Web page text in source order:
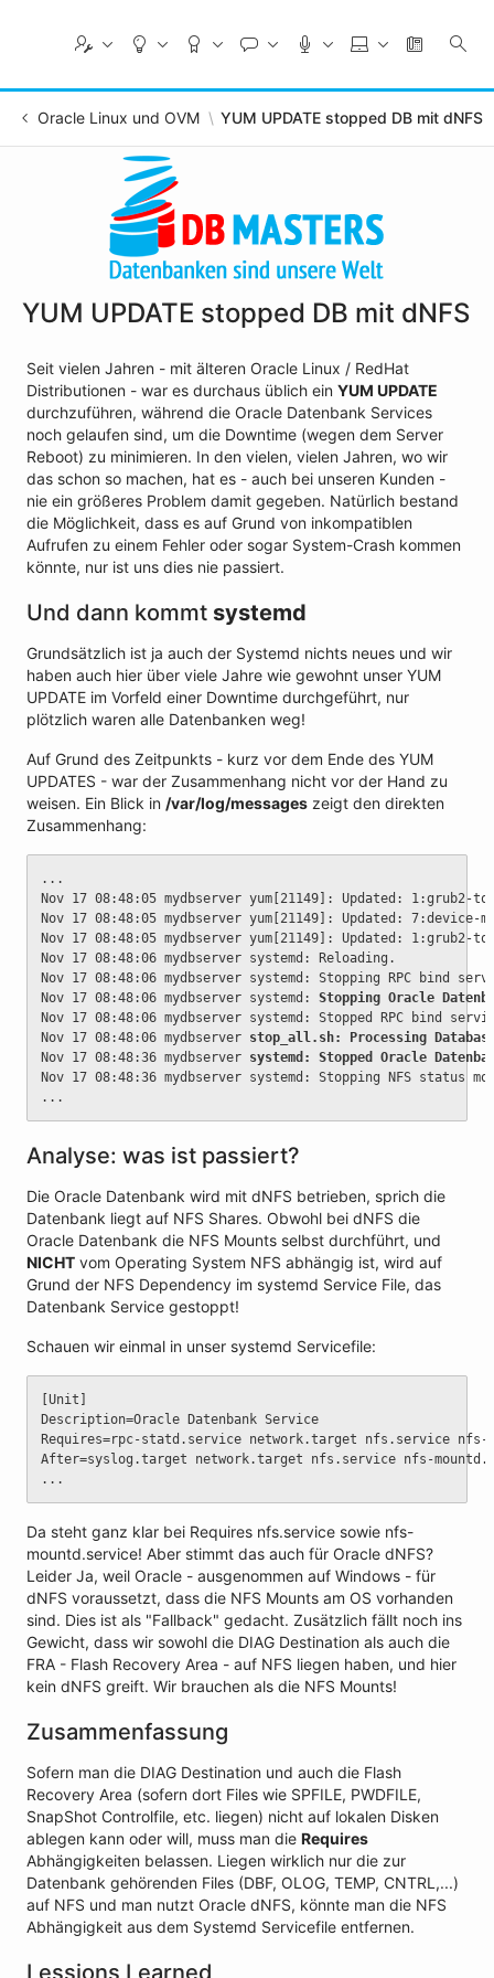
Oracle Linux und OVM YUM UPDATE stopped DB mit dNFS
YUM UPDATE stopped DB mit dNFS
Seit vielen Jahren - mit älteren Oracle Linux / RedHat
Distributionen - war es durchaus üblich ein YUM UPDATE
durchzuführen, während die Oracle Datenbank Services
noch gelaufen sind, um die Downtime (wegen dem Server
Reboot) zu minimieren. In den vielen, vielen Jahren, wo wir
das schon so machen, hat es - auch bei unseren Kunden -
nie ein größeres Problem damit gegeben. Natürlich bestand
die Möglichkeit, dass es auf Grund von inkompatiblen
Aufrufen zu einem Fehler oder sogar System-Crash kommen
könnte, nur ist uns dies nie passiert.
Und dann kommt systemd
Grundsätzlich ist ja auch der Systemd nichts neues und wir
haben auch hier über viele Jahre wie gewohnt unser YUM
UPDATE im Vorfeld einer Downtime durchgeführt, nur
plötzlich waren alle Datenbanken weg!
Auf Grund des Zeitpunkts - kurz vor dem Ende des YUM
UPDATES - war der Zusammenhang nicht vor der Hand zu
weisen. Ein Blick in /var/log/messages zeigt den direkten
Zusammenhang:
...
Nov 17 08:48:05 mydbserver yum[21149]: Updated: 1:grub2-
Nov 17 08:48:05 mydbserver yum[21149]: Updated:
Nov 17 08:48:05 mydbserver yum[21149]: Updated: 1:grub2-
Nov 17 08:48:06 mydbserver systemd: Reloading.
Nov 17 08:48:06 mydbserver systemd: Stopping RPC bind
Nov 17 08:48:06 mydbserver systemd: Stopping Oracle
Nov 17 08:48:06 mydbserver systemd: Stopped RPC bind
Nov 17 08:48:06 mydbserver stop_all.sh: Processing
Nov 17 08:48:36 mydbserver systemd: Stopped Oracle
Nov 17 08:48:36 mydbserver systemd: Stopping NFS status
...
Analyse: was ist passiert?
Die Oracle Datenbank wird mit dNFS betrieben, sprich die
Datenbank liegt auf NFS Shares. Obwohl bei dNFS die
Oracle Datenbank die NFS Mounts selbst durchführt, und
NICHT vom Operating System NFS abhängig ist, wird auf
Grund der NFS Dependency im systemd Service File, das
Datenbank Service gestoppt!
Schauen wir einmal in unser systemd Servicefile:
[Unit]
Description=Oracle Datenbank Service
Requires=rpc-statd.service network.target nfs.service
After=syslog.target network.target nfs.service nfs-
...
Da steht ganz klar bei Requires nfs.service sowie nfs-
mountd.service! Aber stimmt das auch für Oracle dNFS?
Leider Ja, weil Oracle - ausgenommen auf Windows - für
dNFS voraussetzt, dass die NFS Mounts am OS vorhanden
sind. Dies ist als "Fallback" gedacht. Zusätzlich fällt noch ins
Gewicht, dass wir sowohl die DIAG Destination als auch die
FRA - Flash Recovery Area - auf NFS liegen haben, und hier
kein dNFS greift. Wir brauchen als die NFS Mounts!
Zusammenfassung
Sofern man die DIAG Destination und auch die Flash
Recovery Area (sofern dort Files wie SPFILE, PWDFILE,
SnapShot Controlfile, etc. liegen) nicht auf lokalen Disken
ablegen kann oder will, muss man die Requires
Abhängigkeiten belassen. Liegen wirklich nur die zur
Datenbank gehörenden Files (DBF, OLOG, TEMP, CNTRL,...)
auf NFS und man nutzt Oracle dNFS, könnte man die NFS
Abhängigkeit aus dem Systemd Servicefile entfernen.
Lessions Learned